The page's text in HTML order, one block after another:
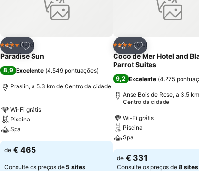
Partilhar
Adicionar aos favoritos
4 EstrelasHotel
Paradise Sun
8,9 Excelente (4.549 pontuações)
Praslin, a 5.3 km de Centro da cidade
Wi-Fi grátis
Piscina
Spa
de € 465
Consulte os preços de 5 sites
Partilhar
Adicionar aos
4 EstrelasHotel
Coco de Mer Hotel and
Parrot Suites
9,2 Excelente (4.275
Anse Bois de Rose, a 3.5
Centro da cidade
Wi-Fi grátis
Piscina
Spa
de € 331
Consulte os preços de 8 sites